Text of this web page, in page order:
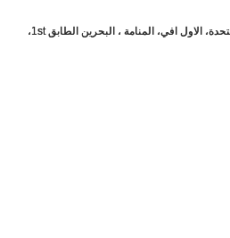
الجفير بالقرب من قاعدة الولايات المتحدة، الاول افي، المنامة ، البحرين الطابق 1st،